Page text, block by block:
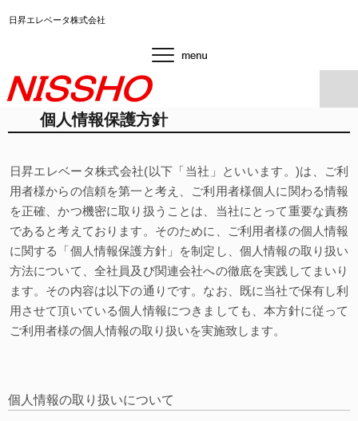
日昇エレベータ株式会社
個人情報保護方針
日昇エレベータ株式会社(以下「当社」といいます。)は、ご利
用者様からの信頼を第一と考え、ご利用者様個人に関わる情報
を正確、かつ機密に取り扱うことは、当社にとって重要な責務
であると考えております。そのために、ご利用者様の個人情報
に関する「個人情報保護方針」を制定し、個人情報の取り扱い
方法について、全社員及び関連会社への徹底を実践してまいり
ます。その内容は以下の通りです。なお、既に当社で保有し利
用させて頂いている個人情報につきましても、本方針に従って
ご利用者様の個人情報の取り扱いを実施致します。
個人情報の取り扱いについて